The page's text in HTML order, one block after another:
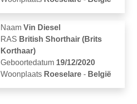
Naam Vin Diesel
RAS British Shorthair (Brits
Korthaar)
Geboortedatum 19/12/2020
Woonplaats Roeselare- België